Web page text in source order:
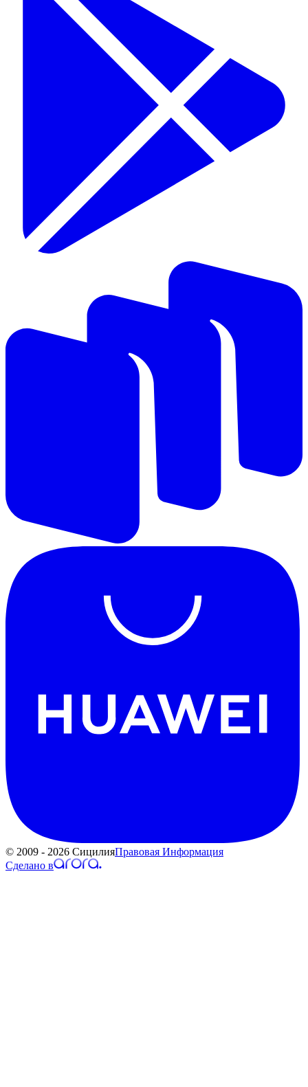
© 2009 - 2026 СицилияПравовая Информация
Сделано в